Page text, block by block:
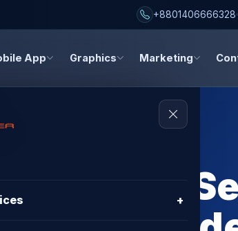
+8801406666328
App Graphics Marketing
+
Speed